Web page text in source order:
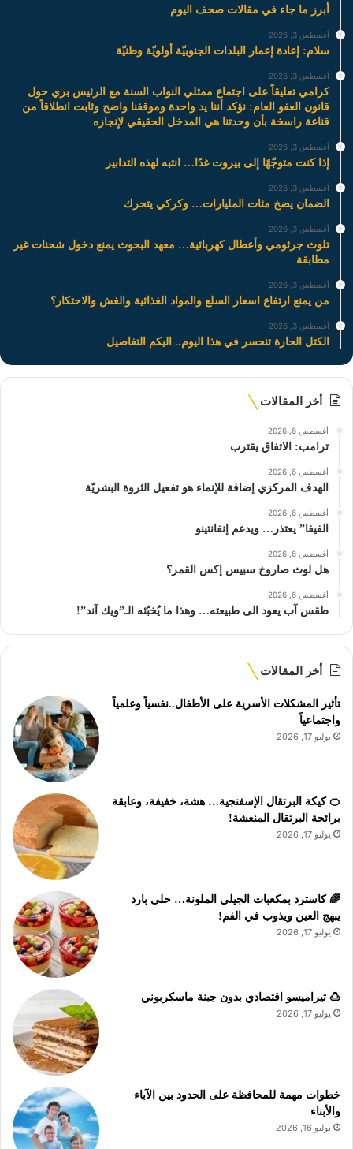
أبرز ما جاء في مقالات صحف اليوم
أغسطس 3, 2026
سلام: إعادة إعمار البلدات الجنوبيّة أولويّة وطنيّة
أغسطس 3, 2026
كرامي تعليقاً على اجتماع ممثلي النواب السنة مع الرئيس بري حول
قانون العفو العام: نؤكد أننا يد واحدة وموقفنا واضح وثابت انطلاقاً من
قناعة راسخة بأن وحدتنا هي المدخل الحقيقي لإنجازه
أغسطس 3, 2026
إذا كنت متوجّهًا إلى بيروت غدًا… انتبه لهذه التدابير
أغسطس 3, 2026
الضمان يضخ مئات المليارات… وكركي يتحرك
أغسطس 3, 2026
تلوث جرثومي وأعطال كهربائية… معهد البحوث يمنع دخول شحنات غير
مطابقة
أغسطس 3, 2026
من يمنع ارتفاع اسعار السلع والمواد الغذائية والغش والاحتكار؟
أغسطس 3, 2026
الكتل الحارة تنحسر في هذا اليوم.. اليكم التفاصيل
أخر المقالات
أغسطس 6, 2026
ترامب: الاتفاق يقترب
أغسطس 6, 2026
الهدف المركزي إضافة للإنماء هو تفعيل الثروة البشريّة
أغسطس 6, 2026
الفيفا” يعتذر… ويدعم إنفانتينو
أغسطس 6, 2026
هل لوث صاروخ سبيس إكس القمر؟
أغسطس 6, 2026
طقس آب يعود الى طبيعته… وهذا ما يُخبّئه الـ”ويك آند”!
أخر المقالات
تأثير المشكلات الأسرية على الأطفال..نفسياً وعلمياً
واجتماعياً
يوليو 17, 2026
🍊 كيكة البرتقال الإسفنجية… هشة، خفيفة، وعابقة
برائحة البرتقال المنعشة!
يوليو 17, 2026
🌈 كاسترد بمكعبات الجيلي الملونة… حلى بارد
يبهج العين ويذوب في الفم!
يوليو 17, 2026
🍮 تيراميسو اقتصادي بدون جبنة ماسكربوني
يوليو 17, 2026
خطوات مهمة للمحافظة على الحدود بين الآباء
والأبناء
يوليو 16, 2026